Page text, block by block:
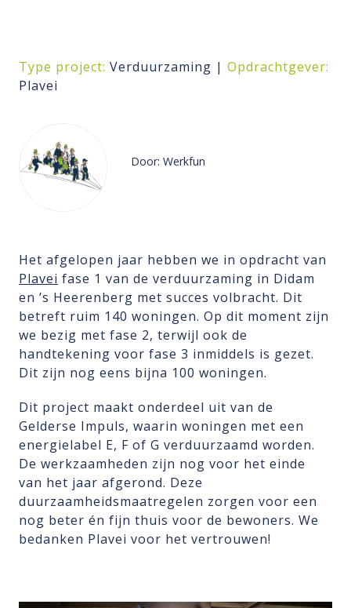
Type project: Verduurzaming | Opdrachtgever:
Plavei
Door: Werkfun
Het afgelopen jaar hebben we in opdracht van
Plavei fase 1 van de verduurzaming in Didam
en ’s Heerenberg met succes volbracht. Dit
betreft ruim 140 woningen. Op dit moment zijn
we bezig met fase 2, terwijl ook de
handtekening voor fase 3 inmiddels is gezet.
Dit zijn nog eens bijna 100 woningen.
Dit project maakt onderdeel uit van de
Gelderse Impuls, waarin woningen met een
energielabel E, F of G verduurzaamd worden.
De werkzaamheden zijn nog voor het einde
van het jaar afgerond. Deze
duurzaamheidsmaatregelen zorgen voor een
nog beter én fijn thuis voor de bewoners. We
bedanken Plavei voor het vertrouwen!